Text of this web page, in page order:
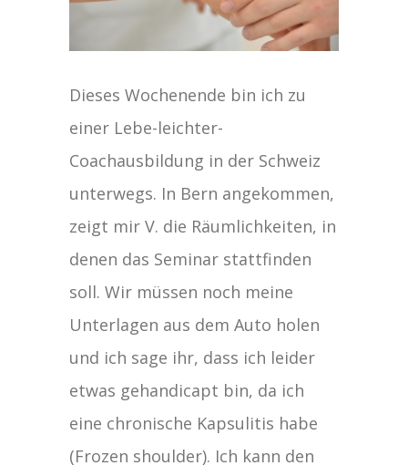
Dieses Wochenende bin ich zu
einer Lebe-leichter-
Coachausbildung in der Schweiz
unterwegs. In Bern angekommen,
zeigt mir V. die Räumlichkeiten, in
denen das Seminar stattfinden
soll. Wir müssen noch meine
Unterlagen aus dem Auto holen
und ich sage ihr, dass ich leider
etwas gehandicapt bin, da ich
eine chronische Kapsulitis habe
(Frozen shoulder). Ich kann den